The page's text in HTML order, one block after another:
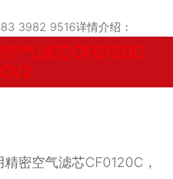
3982 9516详情介绍：
气滤芯CF0120C
精密空气滤芯CF0120C，